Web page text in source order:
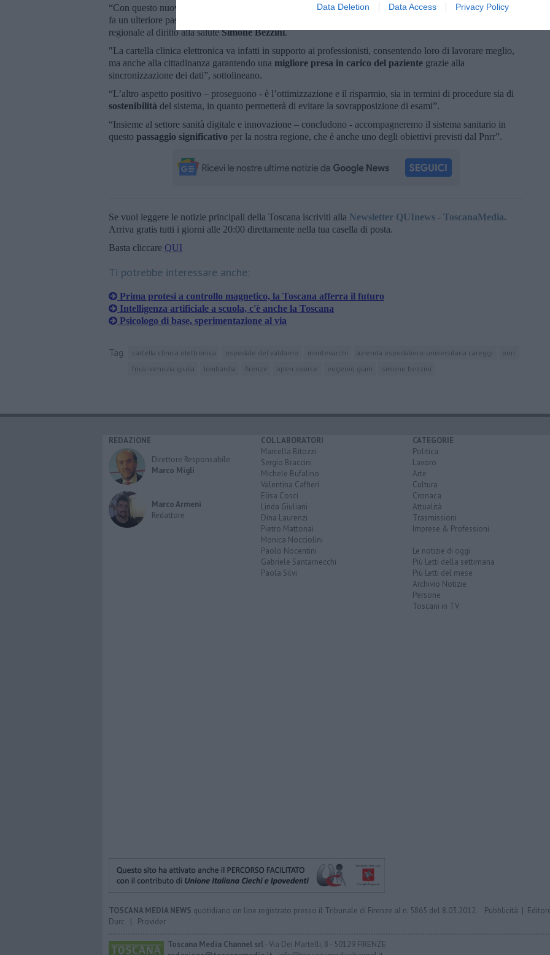
Data Deletion Data Access Privacy Policy
“Con questo nuovo strumento, che sarà esteso a tutti gli ospedali della Toscana, il nostro sistema sanitario
fa un ulteriore passo in avanti", spiegano il presidente della Regione Toscana
regionale al diritto alla saluteSimone Bezzini.
"La cartella clinica elettronica va infatti in supporto ai professionisti, consentendo loro di lavorare meglio,
ma anche alla cittadinanza garantendo una migliore presa in carico del paziente grazie alla
sincronizzazione dei dati”, sottolineano.
“L’altro aspetto positivo – proseguono - è l’ottimizzazione e il risparmio, sia in termini di procedure sia di
sostenibilità del sistema, in quanto permetterà di evitare la sovrapposizione di esami”.
“Insieme al settore sanità digitale e innovazione – concludono - accompagneremo il sistema sanitario in
questo passaggio significativo per la nostra regione, che è anche uno degli obiettivi previsti dal Pnrr”.
Se vuoi leggere le notizie principali della Toscana iscriviti alla Newsletter QUInews - ToscanaMedia.
Arriva gratis tutti i giorni alle 20:00 direttamente nella tua casella di posta.
Basta cliccare QUI
Ti potrebbe interessare anche:
Prima protesi a controllo magnetico, la Toscana afferra il futuro
Intelligenza artificiale a scuola, c'è anche la Toscana
Psicologo di base, sperimentazione al via
Tag cartella clinica elettronica ospedale del valdarno montevarchi azienda ospedaliero-universitaria careggi
pnrr
friuli-venezia giulia
lombardia firenze open source eugenio giani simone bezzini
REDAZIONE
Direttore Responsabile
Marco Migli
Marco Armeni
Redattore
COLLABORATORI
Marcella Bitozzi
Sergio Braccini
Michele Bufalino
Valentina Caffieri
Elisa Cosci
Linda Giuliani
Dina Laurenzi
Pietro Mattonai
Monica Nocciolini
Paolo Nocentini
Gabriele Santarnecchi
Paola Silvi
CATEGORIE
Politica
Lavoro
Arte
Cultura
Cronaca
Attualità
Trasmissioni
Imprese & Professioni
Le notizie di oggi
Più Letti della settimana
Più Letti del mese
Archivio Notizie
Persone
Toscani in TV
TOSCANA MEDIA NEWS quotidiano on line registrato presso il Tribunale di Firenze al n. 5865 del 8.03.2012. Pubblicità |
Durc | Provider
Toscana Media Channel srl- Via Dei Martelli, 8 - 50129 FIRENZE